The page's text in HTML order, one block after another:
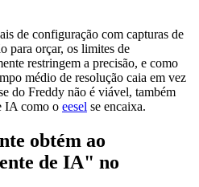
de configuração com capturas de
para orçar, os limites de
restringem a precisão, e como
médio de resolução caia em vez
do Freddy não é viável, também
IA como o eesel se encaixa.
obtém ao
de IA" no